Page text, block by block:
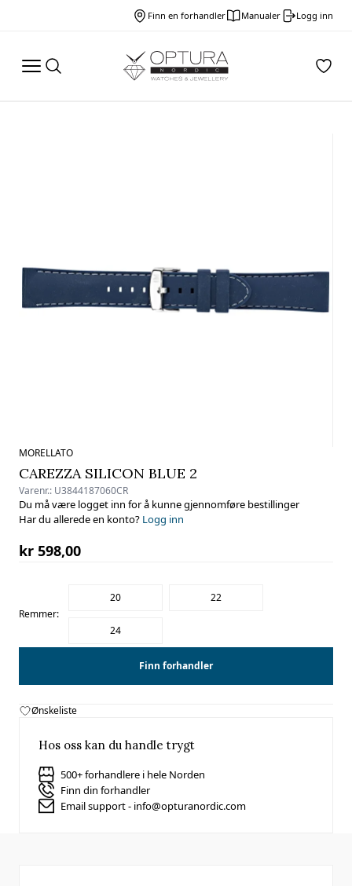
Finn en forhandler Manualer Logg inn
MORELLATO
CAREZZA SILICON BLUE 2
Varenr.: U3844187060CR
Du må være logget inn for å kunne gjennomføre bestillinger
Har du allerede en konto? Logg inn
kr 598,00
Remmer:
20 22
24
Finn forhandler
Ønskeliste
Hos oss kan du handle trygt
500+ forhandlere i hele Norden
Finn din forhandler
Email support - info@opturanordic.com